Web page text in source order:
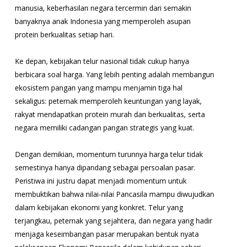
manusia, keberhasilan negara tercermin dari semakin
banyaknya anak Indonesia yang memperoleh asupan
protein berkualitas setiap hari.
Ke depan, kebijakan telur nasional tidak cukup hanya
berbicara soal harga. Yang lebih penting adalah membangun
ekosistem pangan yang mampu menjamin tiga hal
sekaligus: peternak memperoleh keuntungan yang layak,
rakyat mendapatkan protein murah dan berkualitas, serta
negara memiliki cadangan pangan strategis yang kuat.
Dengan demikian, momentum turunnya harga telur tidak
semestinya hanya dipandang sebagai persoalan pasar.
Peristiwa ini justru dapat menjadi momentum untuk
membuktikan bahwa nilai-nilai Pancasila mampu diwujudkan
dalam kebijakan ekonomi yang konkret. Telur yang
terjangkau, peternak yang sejahtera, dan negara yang hadir
menjaga keseimbangan pasar merupakan bentuk nyata